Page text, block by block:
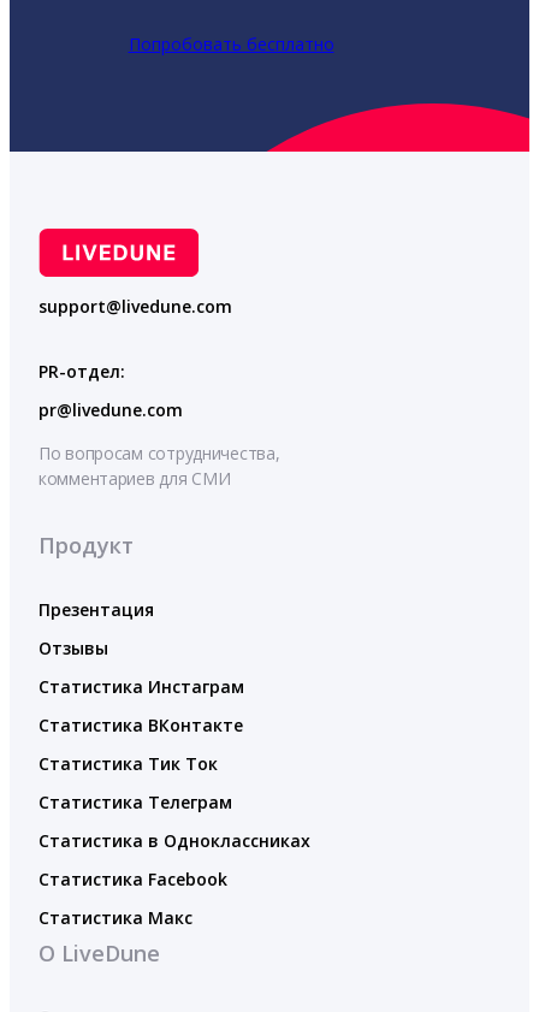
Попробовать бесплатно
support@livedune.com
PR-отдел:
pr@livedune.com
По вопросам сотрудничества,
комментариев для СМИ
Продукт
Презентация
Отзывы
Статистика Инстаграм
Статистика ВКонтакте
Статистика Тик Ток
Статистика Телеграм
Статистика в Одноклассниках
Статистика Facebook
Статистика Макс
О LiveDune